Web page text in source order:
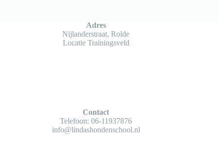
Adres
Nijlanderstraat, Rolde
Locatie Trainingsveld
Contact
Telefoon:06-11937876
info@lindashondenschool.nl